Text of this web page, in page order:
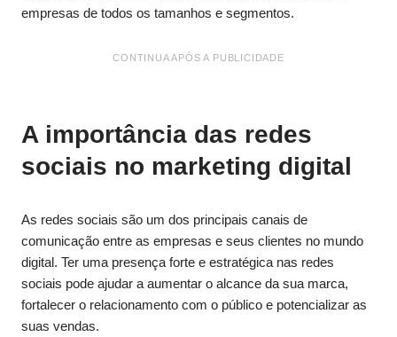
empresas de todos os tamanhos e segmentos.
CONTINUA APÓS A PUBLICIDADE
A importância das redes
sociais no marketing digital
As redes sociais são um dos principais canais de
comunicação entre as empresas e seus clientes no mundo
digital. Ter uma presença forte e estratégica nas redes
sociais pode ajudar a aumentar o alcance da sua marca,
fortalecer o relacionamento com o público e potencializar as
suas vendas.